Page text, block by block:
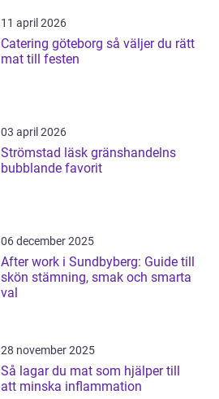
11 april 2026
Catering göteborg så väljer du rätt
mat till festen
03 april 2026
Strömstad läsk gränshandelns
bubblande favorit
06 december 2025
After work i Sundbyberg: Guide till
skön stämning, smak och smarta
val
28 november 2025
Så lagar du mat som hjälper till
att minska inflammation